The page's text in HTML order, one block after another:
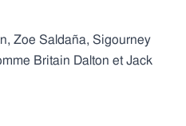
Zoe Saldaña, Sigourney
Britain Dalton et Jack